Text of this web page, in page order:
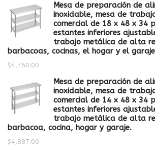
Mesa de preparación de
inoxidable, mesa de
comercial de 18 x 48 x 34
estantes inferiores
trabajo metálica de alta
barbacoas, cocinas, el hogar y el
$4,760.00
Mesa de preparación de
inoxidable, mesa de
comercial de 14 x 48 x 34
estantes inferiores
trabajo metálica de alta
barbacoa, cocina, hogar y garaje.
$4,887.00